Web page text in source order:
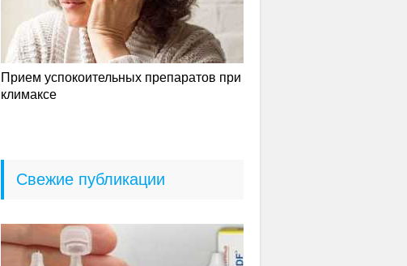
Прием успокоительных препаратов при
климаксе
Свежие публикации